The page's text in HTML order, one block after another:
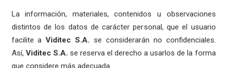
La información, materiales, contenidos u observaciones
distintos de los datos de carácter personal, que el usuario
facilite aViditec S.A. se considerarán no confidenciales.
Así, Viditec S.A. se reserva el derecho a usarlos de la forma
que considere más adecuada.